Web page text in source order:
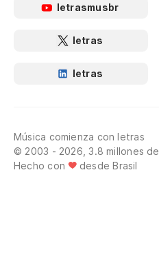
letrasmusbr
letras
letras
Música comienza con letras
© 2003 - 2026, 3.8 millones
Hecho con
desde Brasil